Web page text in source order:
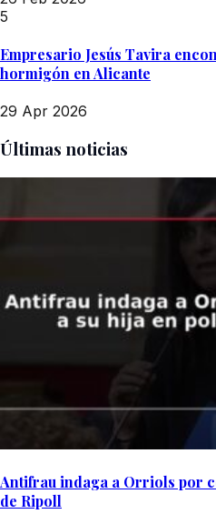
5
Empresario Jesús Tavira
hormigón en Alicante
29 Apr 2026
Últimas noticias
Antifrau indaga a Orriols por
de Ripoll